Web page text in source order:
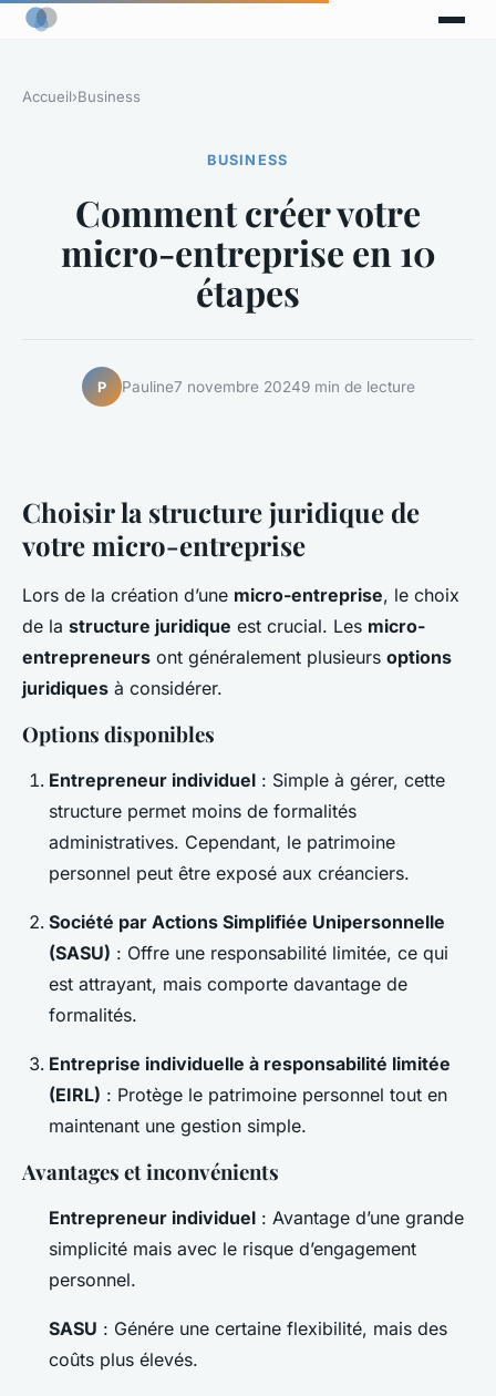
Accueil›Business
BUSINESS
Comment créer votre
micro-entreprise en 10
étapes
P Pauline7 novembre 20249 min de lecture
Choisir la structure juridique de
votre micro-entreprise
Lors de la création d’une micro-entreprise, le choix
de la structure juridique est crucial. Les micro-
entrepreneurs ont généralement plusieurs options
juridiques à considérer.
Options disponibles
Entrepreneur individuel : Simple à gérer, cette
structure permet moins de formalités
administratives. Cependant, le patrimoine
personnel peut être exposé aux créanciers.
Société par Actions Simplifiée Unipersonnelle
(SASU) : Offre une responsabilité limitée, ce qui
est attrayant, mais comporte davantage de
formalités.
Entreprise individuelle à responsabilité limitée
(EIRL) : Protège le patrimoine personnel tout en
maintenant une gestion simple.
Avantages et inconvénients
Entrepreneur individuel : Avantage d’une grande
simplicité mais avec le risque d’engagement
personnel.
SASU : Génére une certaine flexibilité, mais des
coûts plus élevés.